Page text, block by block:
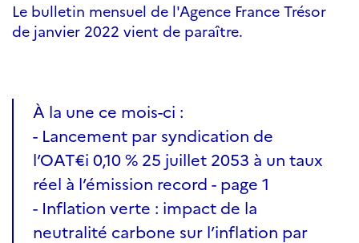
Le bulletin mensuel de l'Agence France Trésor
de janvier 2022 vient de paraître.
À la une ce mois-ci :
- Lancement par syndication de
l’OAT€i 0,10 % 25 juillet 2053 à un taux
réel à l’émission record - page 1
- Inflation verte : impact de la
neutralité carbone sur l’inflation par